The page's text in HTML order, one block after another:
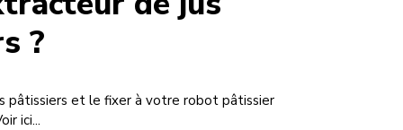
?
pâtissiers et le fixer à votre robot pâtissier
ici...